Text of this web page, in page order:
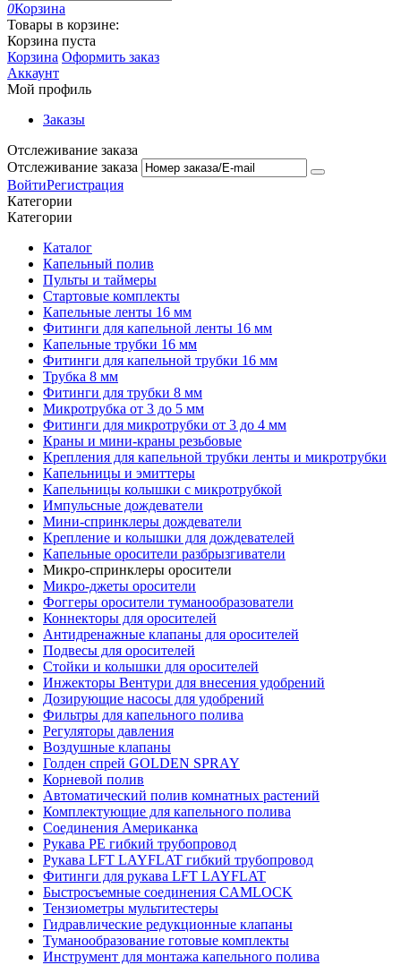
0Корзина
Товары в корзине:
Корзина пуста
Корзина Оформить заказ
Аккаунт
Мой профиль
Заказы
Отслеживание заказа
Отслеживание заказа
ВойтиРегистрация
Категории
Категории
Каталог
Капельный полив
Пульты и таймеры
Стартовые комплекты
Капельные ленты 16 мм
Фитинги для капельной ленты 16 мм
Капельные трубки 16 мм
Фитинги для капельной трубки 16 мм
Трубка 8 мм
Фитинги для трубки 8 мм
Микротрубка от 3 до 5 мм
Фитинги для микротрубки от 3 до 4 мм
Краны и мини-краны резьбовые
Крепления для капельной трубки ленты и микротрубки
Капельницы и эмиттеры
Капельницы колышки с микротрубкой
Импульсные дождеватели
Мини-спринклеры дождеватели
Крепление и колышки для дождевателей
Капельные оросители разбрызгиватели
Микро-спринклеры оросители
Микро-джеты оросители
Фоггеры оросители туманообразователи
Коннекторы для оросителей
Антидренажные клапаны для оросителей
Подвесы для оросителей
Стойки и колышки для оросителей
Инжекторы Вентури для внесения удобрений
Дозирующие насосы для удобрений
Фильтры для капельного полива
Регуляторы давления
Воздушные клапаны
Голден спрей GOLDEN SPRAY
Корневой полив
Автоматический полив комнатных растений
Комплектующие для капельного полива
Соединения Американка
Рукава PE гибкий трубопровод
Рукава LFT LAYFLAT гибкий трубопровод
Фитинги для рукава LFT LAYFLAT
Быстросъемные соединения CAMLOCK
Тензиометры мультитестеры
Гидравлические редукционные клапаны
Туманообразование готовые комплекты
Инструмент для монтажа капельного полива